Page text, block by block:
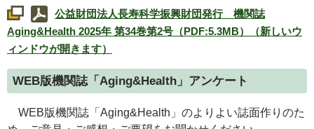
公益財団法人長寿科学振興財団発行 機関誌
Aging&Health 2025年 第34巻第2号（PDF:5.3MB）（新しいウ
ィンドウが開きます）
WEB版機関誌「 Aging&Health 」アンケート
WEB版機関誌「 Aging&Health 」のよりよい誌面作りのた